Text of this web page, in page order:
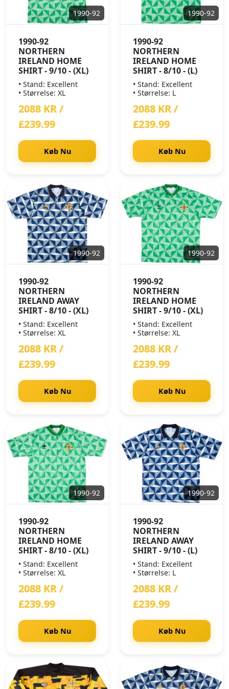
1990-92
1990-92
NORTHERN
IRELAND HOME
SHIRT - 9/10 - (XL)
• Stand: Excellent
• Størrelse: XL
2088 KR /
£239.99
Køb Nu
1990-92
1990-92
NORTHERN
IRELAND HOME
SHIRT - 8/10 - (L)
• Stand: Excellent
• Størrelse: L
2088 KR /
£239.99
Køb Nu
1990-92
1990-92
NORTHERN
IRELAND AWAY
SHIRT - 8/10 - (XL)
• Stand: Excellent
• Størrelse: XL
2088 KR /
£239.99
Køb Nu
1990-92
1990-92
NORTHERN
IRELAND HOME
SHIRT - 9/10 - (XL)
• Stand: Excellent
• Størrelse: XL
2088 KR /
£239.99
Køb Nu
1990-92
1990-92
NORTHERN
IRELAND HOME
SHIRT - 8/10 - (XL)
• Stand: Excellent
• Størrelse: XL
2088 KR /
£239.99
Køb Nu
1990-92
1990-92
NORTHERN
IRELAND AWAY
SHIRT - 9/10 - (L)
• Stand: Excellent
• Størrelse: L
2088 KR /
£239.99
Køb Nu